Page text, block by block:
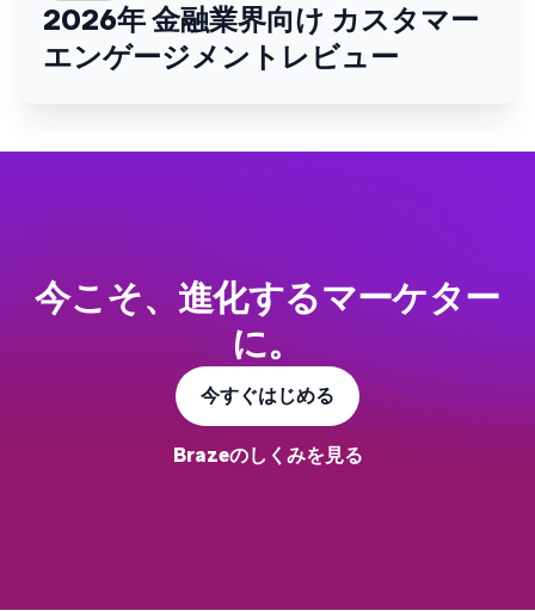
2026年 金融業界向け カスタマー
エンゲージメントレビュー
今こそ、進化するマーケター
に。
今すぐはじめる
Brazeのしくみを見る